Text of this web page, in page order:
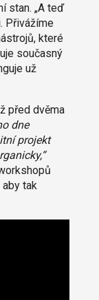
stan. „A teď
Přivážíme
které
současný
už
před dvěma
dne
projekt
tak